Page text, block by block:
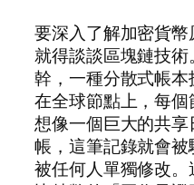
要深入了解加密貨幣
就得談談區塊鏈技
幹，一種分散式帳
在全球節點上，每個
想像一個巨大的共
帳，這筆記錄就會
被任何人單獨修改